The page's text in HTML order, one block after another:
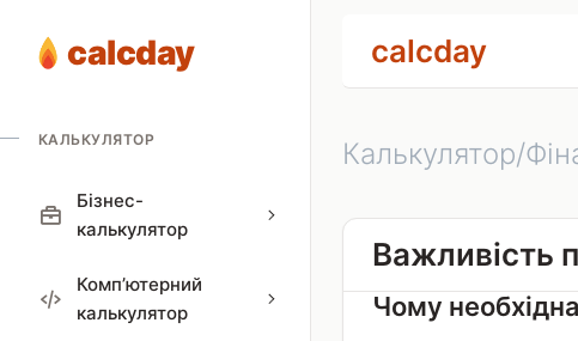
calcday
КАЛЬКУЛЯТОР
Бізнес-
калькулятор
Комп’ютерний
калькулятор
calcday
Калькулятор/
Важливість
Чому